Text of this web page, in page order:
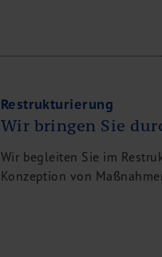
Restrukturierung
Wir bringen Sie
Wir begleiten Sie im
Konzeption von